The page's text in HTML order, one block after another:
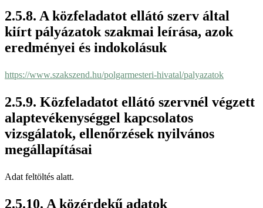
A közfeladatot ellátó szerv által
kiírt pályázatok szakmai leírása, azok
eredményei és indokolásuk
https://www.szakszend.hu/polgarmesteri-hivatal/palyazatok
Közfeladatot ellátó szervnél végzett
alaptevékenységgel kapcsolatos
vizsgálatok, ellenőrzések nyilvános
megállapításai
Adat feltöltés alatt.
A közérdekű adatok